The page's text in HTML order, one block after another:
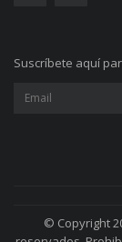
Suscríbete aquí
© Copyright